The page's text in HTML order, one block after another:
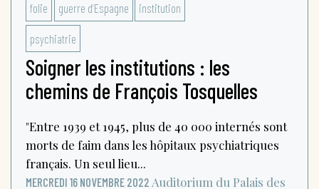
folie guerre d’Espagne institution
psychiatrie
Soigner les institutions : les
chemins de François Tosquelles
"Entre 1939 et 1945, plus de 40 000 internés sont
morts de faim dans les hôpitaux psychiatriques
français. Un seul lieu...
MERCREDI 16 NOVEMBRE 2022 Auditorium du Palais des